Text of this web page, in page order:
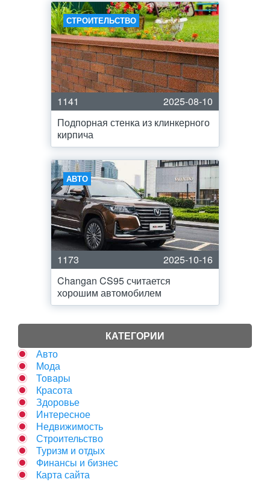
СТРОИТЕЛЬСТВО
1141
2025-08-10
Подпорная стенка из клинкерного
кирпича
АВТО
1173
2025-10-16
Changan CS95 считается
хорошим автомобилем
КАТЕГОРИИ
Авто
Мода
Товары
Красота
Здоровье
Интересное
Недвижимость
Строительство
Туризм и отдых
Финансы и бизнес
Карта сайта